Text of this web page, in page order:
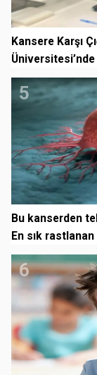
Kansere Karşı
5
Bu kanserden
En sık
6